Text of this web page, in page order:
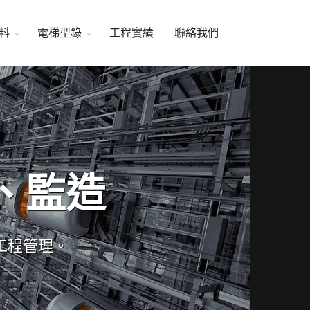
電梯型錄 工程實績 聯絡我們
監造
程管理。